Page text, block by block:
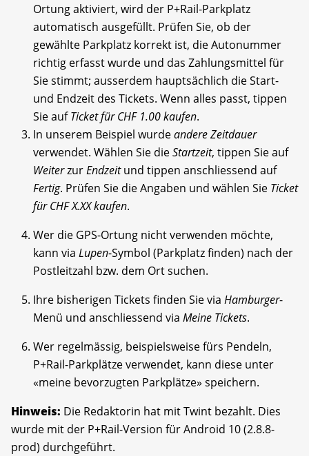
Ortung aktiviert, wird der P+Rail-Parkplatz
automatisch ausgefüllt. Prüfen Sie, ob der
gewählte Parkplatz korrekt ist, die Autonummer
richtig erfasst wurde und das Zahlungsmittel für
Sie stimmt; ausserdem hauptsächlich die Start-
und Endzeit des Tickets. Wenn alles passt, tippen
Sie aufTicket für CHF 1.00 kaufen.
In unserem Beispiel wurdeandere Zeitdauer
verwendet. Wählen Sie dieStartzeit, tippen Sie auf
WeiterzurEndzeitund tippen anschliessend auf
Fertig. Prüfen Sie die Angaben und wählen Sie Ticket
für CHF X.XX kaufen.
Wer die GPS-Ortung nicht verwenden möchte,
kann via Lupen-Symbol (Parkplatz finden) nach der
Postleitzahl bzw. dem Ort suchen.
Ihre bisherigen Tickets finden Sie via Hamburger-
Menü und anschliessend via Meine Tickets.
Wer regelmässig, beispielsweise fürs Pendeln,
P+Rail-Parkplätze verwendet, kann diese unter
«meine bevorzugten Parkplätze» speichern.
Hinweis: Die Redaktorin hat mit Twint bezahlt. Dies
wurde mit der P+Rail-Version für Android 10 (2.8.8-
prod) durchgeführt.